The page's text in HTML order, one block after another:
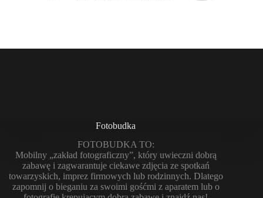
Fotobudka
FOTOBUDKA TO:
Mobilny „zakład fotograficzny”, który uwieczni dobrą
zabawę i zagwarantuje ciekawe zdjęcia ze spotkań
towarzyskich, imprez firmowych lub rodzinnych. Dlatego
zapomnij o bieganiu za swoimi gośćmi z aparatem lub o